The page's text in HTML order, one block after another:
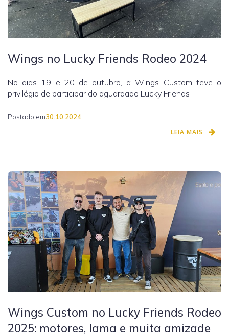
Wings no Lucky Friends Rodeo 2024
No dias 19 e 20 de outubro, a Wings Custom teve o
privilégio de participar do aguardado Lucky Friends[…]
Postado em30.10.2024
LEIA MAIS
Wings Custom no Lucky Friends Rodeo
2025: motores, lama e muita amizade